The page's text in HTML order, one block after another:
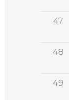
47
48
49